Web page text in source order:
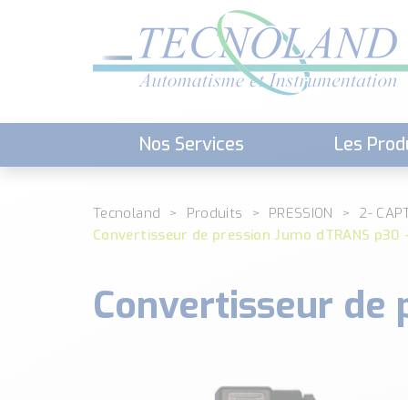
Nos Services Les
Tecnoland Produits PRESSION
2-
Convertisseur de pression Jumo dTRANS p30
Convertisseur de